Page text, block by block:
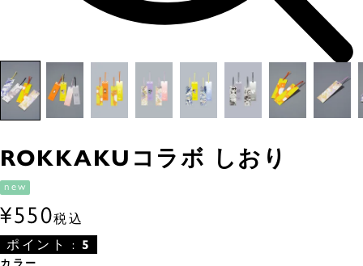
ROKKAKUコラボ しおり
new
¥550税込
ポイント : 5
カラー